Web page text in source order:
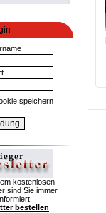
speichern
kostenlosen
sind Sie immer
bestellen